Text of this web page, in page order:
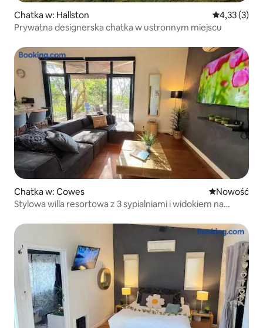
Chatka w: Hallston Średnia
4,33 (3)
Prywatna designerska chatka w ustronnym miejscu
Chatka w: Cowes Nowe
Nowość
Stylowa willa resortowa z 3 sypialniami i widokiem na